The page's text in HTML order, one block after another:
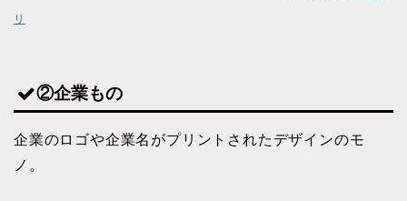
リ
②企業もの
企業のロゴや企業名がプリントされたデザインのモ
ノ。